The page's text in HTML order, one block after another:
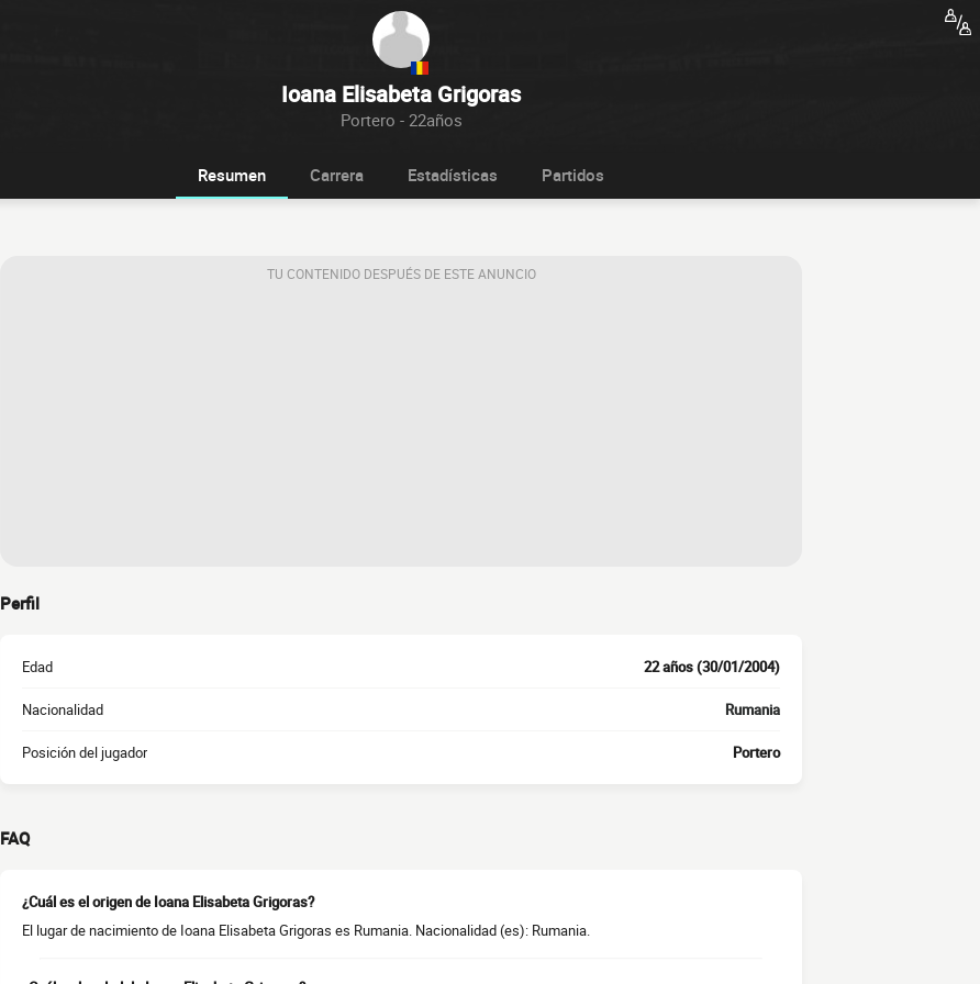
Ioana Elisabeta Grigoras
Portero - 22años
Resumen Carrera Estadísticas Partidos
TU CONTENIDO DESPUÉS DE ESTE ANUNCIO
Perfil
Edad 22 años (30/01/2004)
Nacionalidad Rumania
Posición del jugador Portero
FAQ
¿Cuál es el origen de Ioana Elisabeta Grigoras?
El lugar de nacimiento de Ioana Elisabeta Grigoras es Rumania. Nacionalidad (es): Rumania.